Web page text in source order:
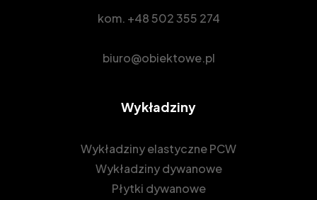
kom. +48 502 355 274
biuro@obiektowe.pl
Wykładziny
Wykładziny elastyczne PCW
Wykładziny dywanowe
Płytki dywanowe